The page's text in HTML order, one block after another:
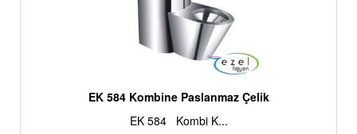
EK 584 Kombine Paslanmaz Çelik
EK 584 Kombi K...